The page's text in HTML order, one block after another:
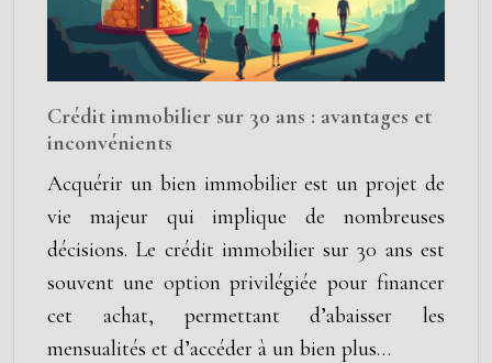
Crédit immobilier sur 30 ans : avantages et
inconvénients
Acquérir un bien immobilier est un projet de
vie majeur qui implique de nombreuses
décisions. Le crédit immobilier sur 30 ans est
souvent une option privilégiée pour financer
cet achat, permettant d’abaisser les
mensualités et d’accéder à un bien plus…